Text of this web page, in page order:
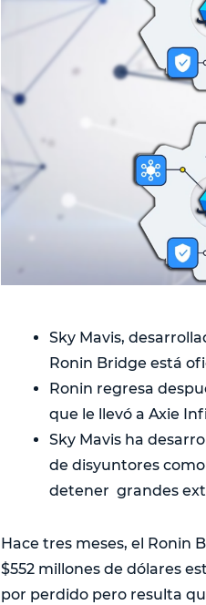
Sky Mavis,
Ronin Bridge está
Ronin regresa
que le llevó a Axie
Sky Mavis ha
de disyuntores
detener grandes
Hace tres meses, el Ronin
$552 millones de dólares
por perdido pero resulta